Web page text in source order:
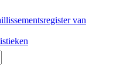
van